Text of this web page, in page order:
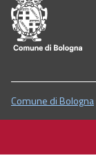
Comune di Bologna